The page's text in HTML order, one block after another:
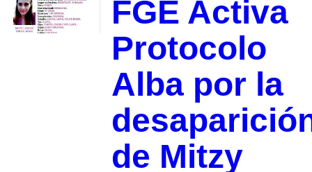
FGE Activa
Protocolo
Alba por la
de Mitzy